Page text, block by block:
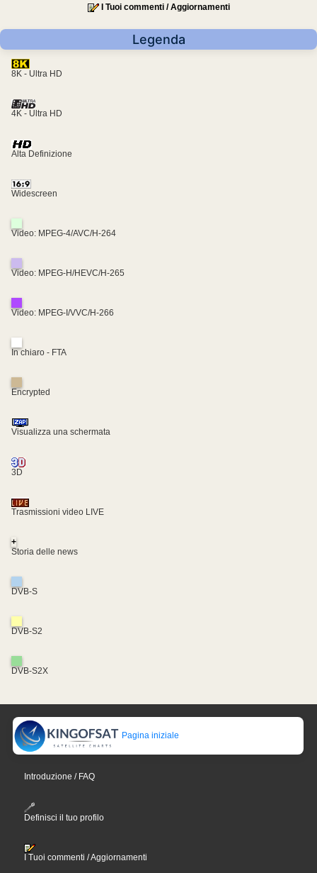
I Tuoi commenti / Aggiornamenti
Legenda
8K - Ultra HD
4K - Ultra HD
Alta Definizione
Widescreen
Video: MPEG-4/AVC/H-264
Video: MPEG-H/HEVC/H-265
Video: MPEG-I/VVC/H-266
In chiaro - FTA
Encrypted
Visualizza una schermata
3D
Trasmissioni video LIVE
+
Storia delle news
DVB-S
DVB-S2
DVB-S2X
Pagina iniziale
Introduzione / FAQ
Definisci il tuo profilo
I Tuoi commenti / Aggiornamenti